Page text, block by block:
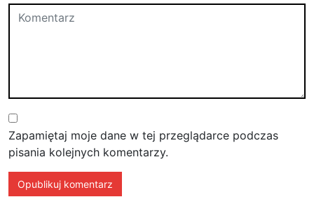
Zapamiętaj moje dane w tej przeglądarce podczas
pisania kolejnych komentarzy.